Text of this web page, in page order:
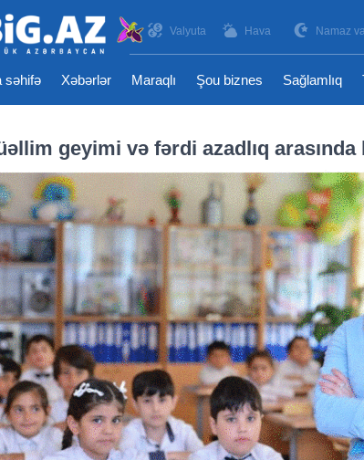
Valyuta Hava Namaz
səhifə Xəbərlər Maraqlı Şou biznes Sağlamlıq
geyimi və fərdi azadlıq arasında